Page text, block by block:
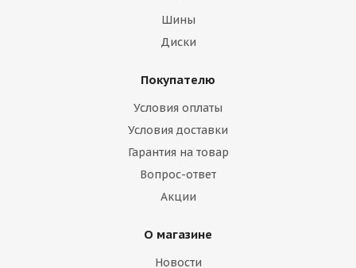
Шины
Диски
Покупателю
Условия оплаты
Условия доставки
Гарантия на товар
Вопрос-ответ
Акции
О магазине
Новости